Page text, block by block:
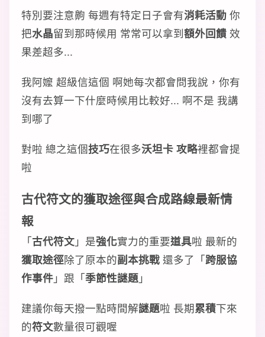
特別要注意齁 每週有特定日子會有消耗活動 你
把水晶留到那時候用 常常可以拿到額外回饋 效
果差超多...
我阿嬤 超級信這個 啊她每次都會問我說，你有
沒有去算一下什麼時候用比較好... 啊不是 我講
到哪了
對啦 總之這個技巧在很多沃坦卡 攻略裡都會提
啦
古代符文的獲取途徑與合成路線最新情
報
「古代符文」是強化實力的重要道具啦 最新的
獲取途徑除了原本的副本挑戰 還多了「跨服協
作事件」跟「季節性謎題」
建議你每天撥一點時間解謎題啦 長期累積下來
的符文數量很可觀喔